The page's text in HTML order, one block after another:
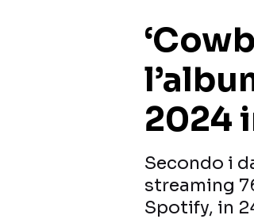
2024
Secondo i
streaming
Spotify, in